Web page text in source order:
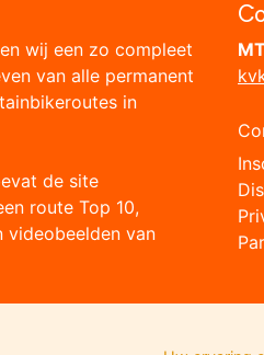
wij een zo compleet
van alle permanent
in
de site
route Top 10,
videobeelden van